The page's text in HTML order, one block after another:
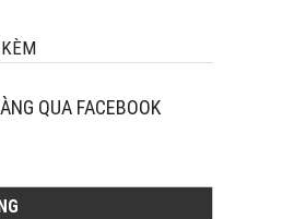
QUA FACEBOOK